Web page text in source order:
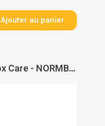
Ajouter au panier
Barre d'appui droite inox Care - NORMBAU